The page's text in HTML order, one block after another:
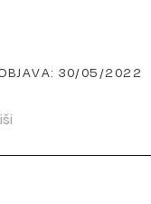
30/05/2022